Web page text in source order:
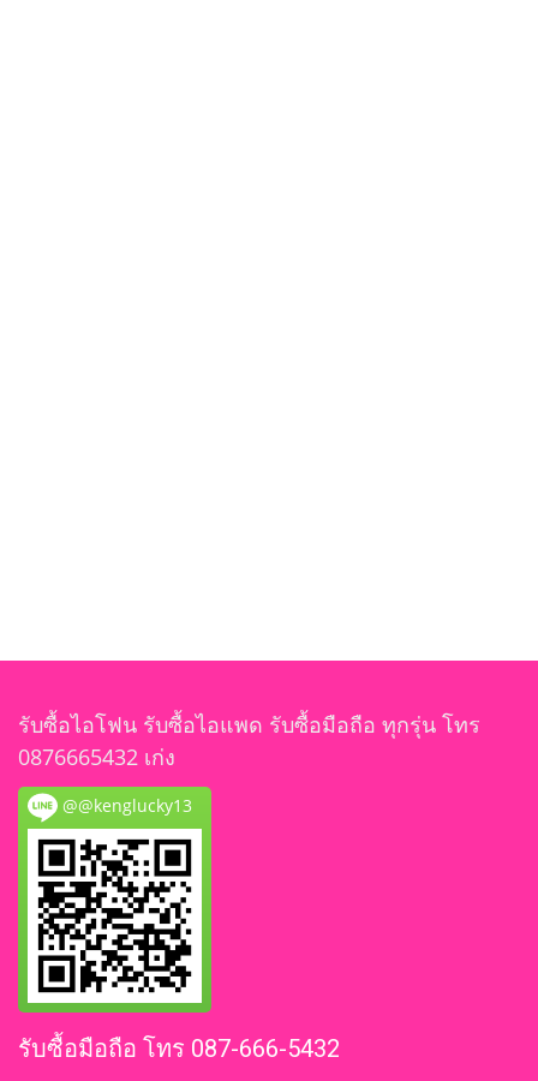
รับซื้อไอโฟน รับซื้อไอแพด รับซื้อมือถือ ทุกรุ่น โทร
0876665432 เก่ง
@@kenglucky13
รับซื้อมือถือ โทร 087-666-5432